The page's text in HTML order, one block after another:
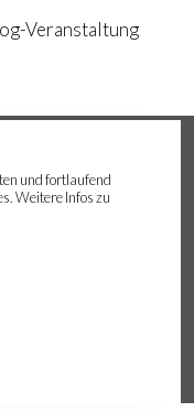
Veranstaltung
und fortlaufend
Weitere Infos zu